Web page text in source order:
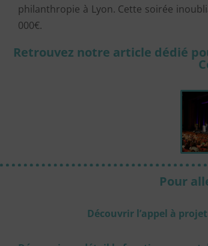
philanthropie à Lyon. Cette soirée
000€.
Retrouvez notre article dédié
Pour
Découvrir l’appel à